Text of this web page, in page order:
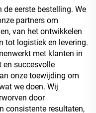
eerste bestelling. We
partners om
van het ontwikkelen
tot logistiek en levering.
met klanten in
en succesvolle
onze toewijding om
we doen. Wij
door
consistente resultaten,